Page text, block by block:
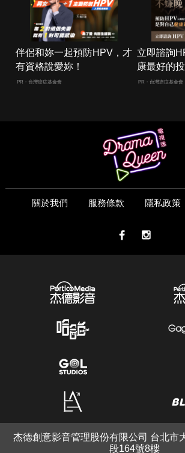
伴侶和妳一起預防HPV，才
有資格說愛妳！
PR・台灣癌症基金會
立即諮詢
康最好的
嫌晚！
PR・台灣癌症基金會
關於我們 服務條款 隱私政策
杰德創意影音管理股份有限公司 台北市
段164號8樓